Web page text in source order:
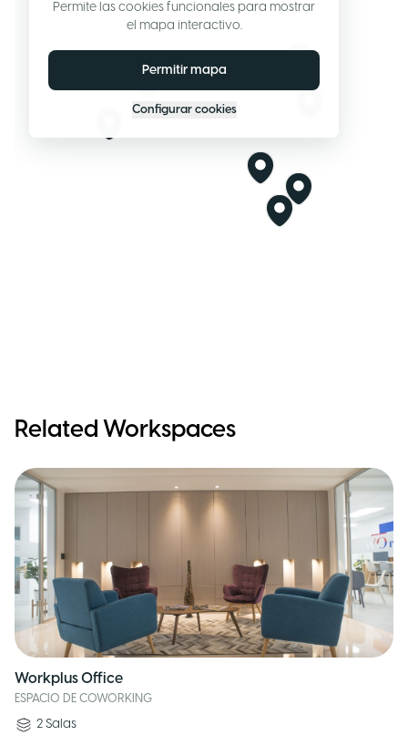
Permite las cookies funcionales para mostrar
el mapa interactivo.
Permitir mapa
Configurar cookies
Related Workspaces
Workplus Office
ESPACIO DE COWORKING
2 Salas